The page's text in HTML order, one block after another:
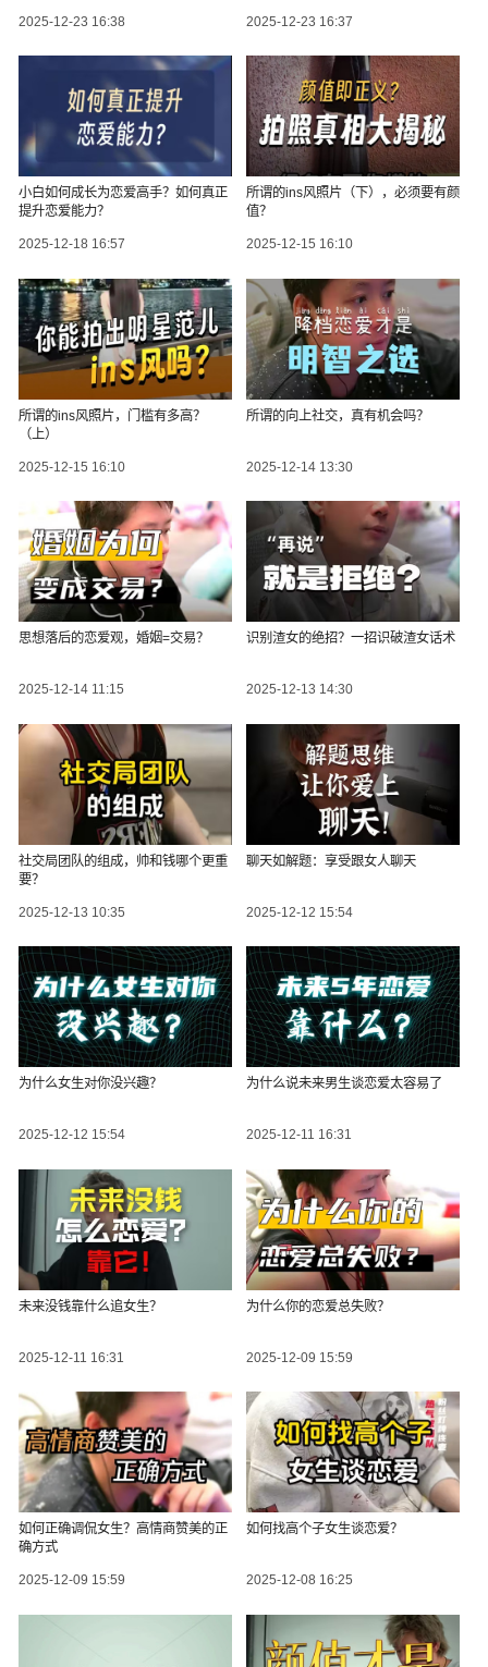
2025-12-23 16:38 2025-12-23 16:37
小白如何成长为恋爱高手？如何真正
提升恋爱能力？
2025-12-18 16:57
所谓的ins风照片（下），必须要有颜
值？
2025-12-15 16:10
所谓的ins风照片，门槛有多高？
（上）
2025-12-15 16:10
所谓的向上社交，真有机会吗？
2025-12-14 13:30
思想落后的恋爱观，婚姻=交易？
2025-12-14 11:15
识别渣女的绝招？一招识破渣女话术
2025-12-13 14:30
社交局团队的组成，帅和钱哪个更重
要？
2025-12-13 10:35
聊天如解题：享受跟女人聊天
2025-12-12 15:54
为什么女生对你没兴趣？
2025-12-12 15:54
为什么说未来男生谈恋爱太容易了
2025-12-11 16:31
未来没钱靠什么追女生？
2025-12-11 16:31
为什么你的恋爱总失败？
2025-12-09 15:59
如何正确调侃女生？高情商赞美的正
确方式
2025-12-09 15:59
如何找高个子女生谈恋爱？
2025-12-08 16:25